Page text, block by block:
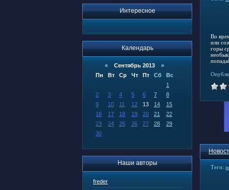
Интересное
Календарь
« Сентябрь 2013 »
Пн
Вт Ср Чт Пт Сб
Вс
1
2
3 4 5 6 7
8
9
10 11 12 13 14
15
16
17 18 19 20 21
22
23
24 25 26 27 28
29
30
Наши авторы
freder
Во
или
горы
Теги: